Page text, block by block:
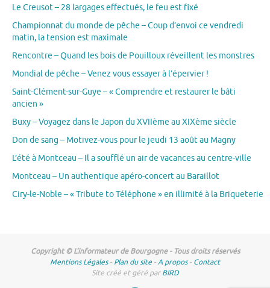
Le Creusot – 28 largages effectués, le feu est fixé
Championnat du monde de pêche – Coup d’envoi ce vendredi
matin, la tension est maximale
Rencontre – Quand les bois de Pouilloux réveillent les monstres
Mondial de pêche – Venez vous essayer à l’épervier !
Saint-Clément-sur-Guye – « Comprendre et restaurer le bâti
ancien »
Buxy – Voyagez dans le Japon du XVIIème au XIXème siècle
Don de sang – Motivez-vous pour le jeudi 13 août au Magny
L’été à Montceau – Il a soufflé un air de vacances au centre-ville
Montceau – Un authentique apéro-concert au Baraillot
Ciry-le-Noble – « Tribute to Téléphone » en illimité à la Briqueterie
Copyright © L'informateur de Bourgogne - Tous droits réservés
Mentions Légales- Plan du site -A propos- Contact
Site créé et géré parBIRD